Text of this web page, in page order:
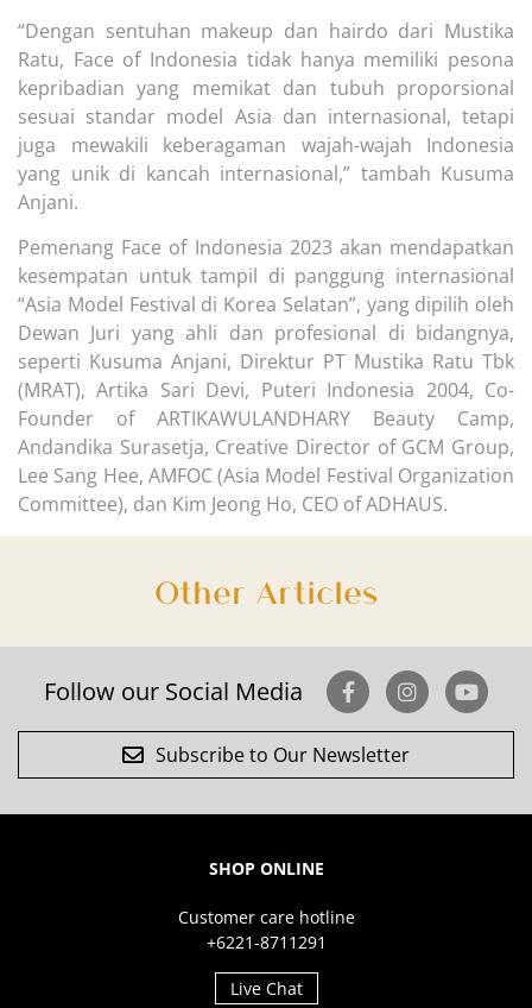
“Dengan sentuhan makeup dan hairdo dari Mustika
Ratu, Face of Indonesia tidak hanya memiliki pesona
kepribadian yang memikat dan tubuh proporsional
sesuai standar model Asia dan internasional, tetapi
juga mewakili keberagaman wajah-wajah Indonesia
yang unik di kancah internasional,” tambah Kusuma
Anjani.
Pemenang Face of Indonesia 2023 akan mendapatkan
kesempatan untuk tampil di panggung internasional
“Asia Model Festival di Korea Selatan”, yang dipilih oleh
Dewan Juri yang ahli dan profesional di bidangnya,
seperti Kusuma Anjani, Direktur PT Mustika Ratu Tbk
(MRAT), Artika Sari Devi, Puteri Indonesia 2004, Co-
Founder of ARTIKAWULANDHARY Beauty Camp,
Andandika Surasetja, Creative Director of GCM Group,
Lee Sang Hee, AMFOC (Asia Model Festival Organization
Committee), dan Kim Jeong Ho, CEO of ADHAUS.
Other Articles
Follow our Social Media
Subscribe to Our Newsletter
SHOP ONLINE
Customer care hotline
+6221-8711291
Live Chat